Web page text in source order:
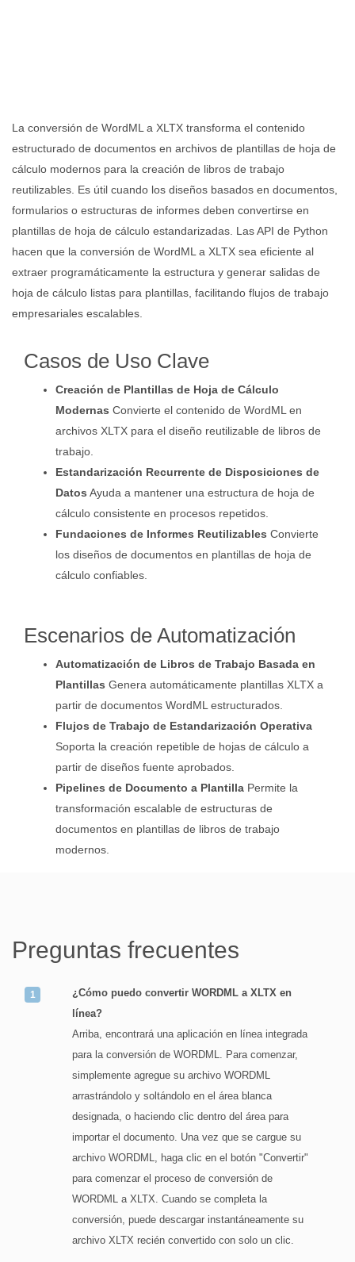
La conversión de WordML a XLTX transforma el contenido
estructurado de documentos en archivos de plantillas de hoja de
cálculo modernos para la creación de libros de trabajo
reutilizables. Es útil cuando los diseños basados en documentos,
formularios o estructuras de informes deben convertirse en
plantillas de hoja de cálculo estandarizadas. Las API de Python
hacen que la conversión de WordML a XLTX sea eficiente al
extraer programáticamente la estructura y generar salidas de
hoja de cálculo listas para plantillas, facilitando flujos de trabajo
empresariales escalables.
Casos de Uso Clave
Creación de Plantillas de Hoja de Cálculo
Modernas Convierte el contenido de WordML en
archivos XLTX para el diseño reutilizable de libros de
trabajo.
Estandarización Recurrente de Disposiciones de
Datos Ayuda a mantener una estructura de hoja de
cálculo consistente en procesos repetidos.
Fundaciones de Informes Reutilizables Convierte
los diseños de documentos en plantillas de hoja de
cálculo confiables.
Escenarios de Automatización
Automatización de Libros de Trabajo Basada en
Plantillas Genera automáticamente plantillas XLTX a
partir de documentos WordML estructurados.
Flujos de Trabajo de Estandarización Operativa
Soporta la creación repetible de hojas de cálculo a
partir de diseños fuente aprobados.
Pipelines de Documento a Plantilla Permite la
transformación escalable de estructuras de
documentos en plantillas de libros de trabajo
modernos.
Preguntas frecuentes
¿Cómo puedo convertir WORDML a XLTX en
línea?
Arriba, encontrará una aplicación en línea integrada
para la conversión de WORDML. Para comenzar,
simplemente agregue su archivo WORDML
arrastrándolo y soltándolo en el área blanca
designada, o haciendo clic dentro del área para
importar el documento. Una vez que se cargue su
archivo WORDML, haga clic en el botón "Convertir"
para comenzar el proceso de conversión de
WORDML a XLTX. Cuando se completa la
conversión, puede descargar instantáneamente su
archivo XLTX recién convertido con solo un clic.